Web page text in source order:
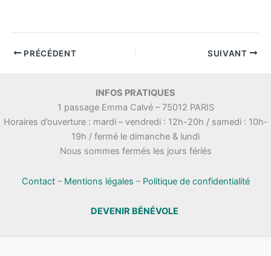
PRÉCÉDENT SUIVANT
INFOS PRATIQUES
1 passage Emma Calvé – 75012 PARIS
Horaires d’ouverture : mardi – vendredi : 12h-20h / samedi : 10h-
19h / fermé le dimanche & lundi
Nous sommes fermés les jours fériés
Contact– Mentions légales – Politique de confidentialité
DEVENIR BÉNÉVOLE